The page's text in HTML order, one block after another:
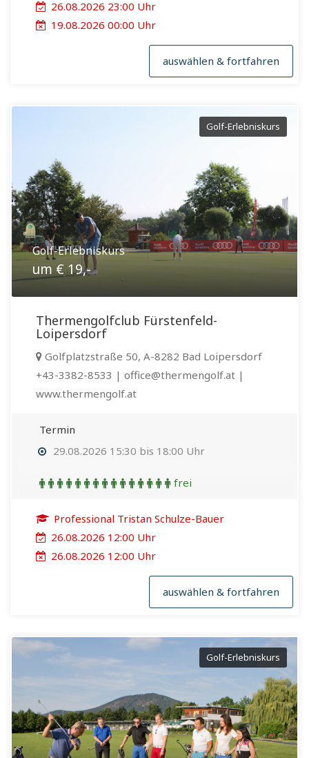
26.08.2026 23:00 Uhr
19.08.2026 00:00 Uhr
auswählen & fortfahren
Golf-Erlebniskurs
Golf-Erlebniskurs
um € 19,-
Thermengolfclub Fürstenfeld-
Loipersdorf
Golfplatzstraße 50, A-8282 Bad Loipersdorf
+43-3382-8533 | office@thermengolf.at |
www.thermengolf.at
Termin
29.08.2026 15:30 bis 18:00 Uhr
frei
Professional Tristan Schulze-Bauer
26.08.2026 12:00 Uhr
26.08.2026 12:00 Uhr
auswählen & fortfahren
Golf-Erlebniskurs